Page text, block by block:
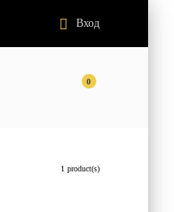
Вход
0
1 product(s)